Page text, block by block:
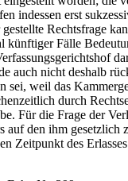
indessen erst
Rechtsfrage
künftiger Fälle
auch nicht deshalb
sei, weil das
durch
Für die Frage der
auf den ihm gesetzlich
Zeitpunkt des